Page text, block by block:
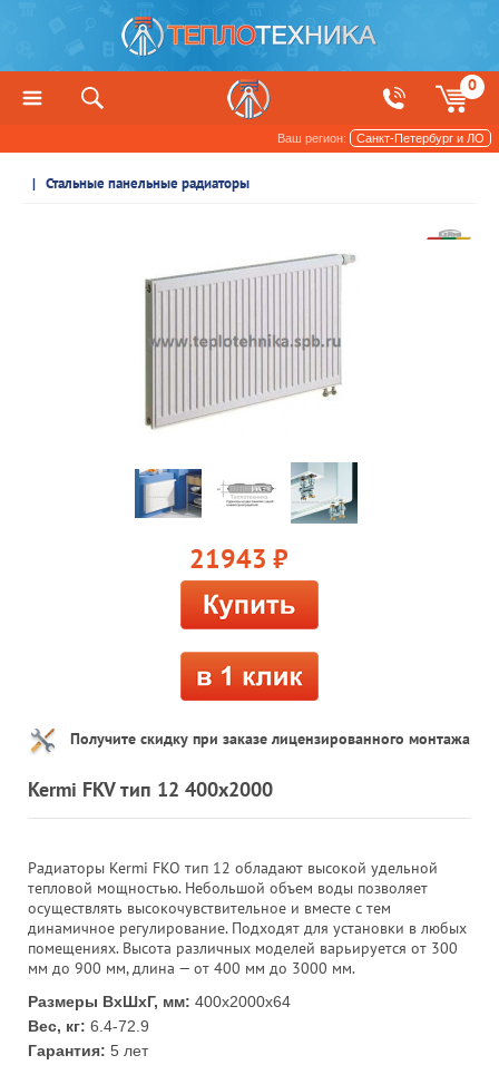
0
Ваш регион: Санкт-Петербург и ЛО
Радиаторы отопления и обогреватели
Стальные панельные радиаторы
21943 руб.
Получите скидку при заказе лицензированного монтажа
Kermi FKV тип 12 400x2000
Радиаторы Kermi FKO тип 12 обладают высокой удельной
тепловой мощностью. Небольшой объем воды позволяет
осуществлять высокочувствительное и вместе с тем
динамичное регулирование. Подходят для установки в любых
помещениях. Высота различных моделей варьируется от 300
мм до 900 мм, длина — от 400 мм до 3000 мм.
Размеры ВхШхГ, мм: 400x2000x64
Вес, кг: 6.4-72.9
Гарантия: 5 лет